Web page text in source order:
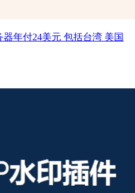
年付24美元 包括台湾 美国